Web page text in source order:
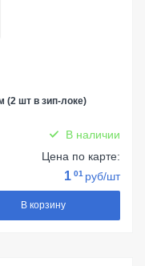
(2 шт в зип-локе)
В наличии
Цена по карте:
1 01 руб/шт
В корзину